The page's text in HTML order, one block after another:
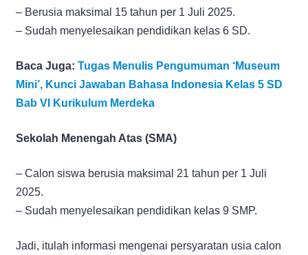
– Berusia maksimal 15 tahun per 1 Juli 2025.
– Sudah menyelesaikan pendidikan kelas 6 SD.
Baca Juga: Tugas Menulis Pengumuman ‘Museum
Mini’, Kunci Jawaban Bahasa Indonesia Kelas 5 SD
Bab VI Kurikulum Merdeka
Sekolah Menengah Atas (SMA)
– Calon siswa berusia maksimal 21 tahun per 1 Juli
2025.
– Sudah menyelesaikan pendidikan kelas 9 SMP.
Jadi, itulah informasi mengenai persyaratan usia calon